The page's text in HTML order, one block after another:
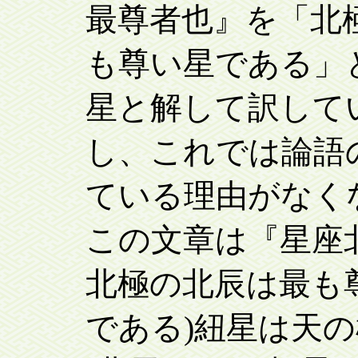
最尊者也』を「北
も尊い星である
星と解して訳し
し、これでは論
ている理由がな
この文章は『星座
北極の北辰は最も
である)紐星は天